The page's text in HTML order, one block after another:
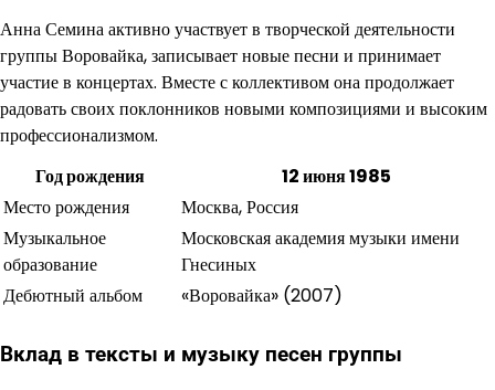
Анна Семина активно участвует в творческой деятельности
группы Воровайка, записывает новые песни и принимает
участие в концертах. Вместе с коллективом она продолжает
радовать своих поклонников новыми композициями и высоким
профессионализмом.
Год рождения
12 июня 1985
Место рождения
Москва, Россия
Музыкальное
образование
Московская академия музыки имени
Гнесиных
Дебютный альбом
«Воровайка» (2007)
Вклад в тексты и музыку песен группы